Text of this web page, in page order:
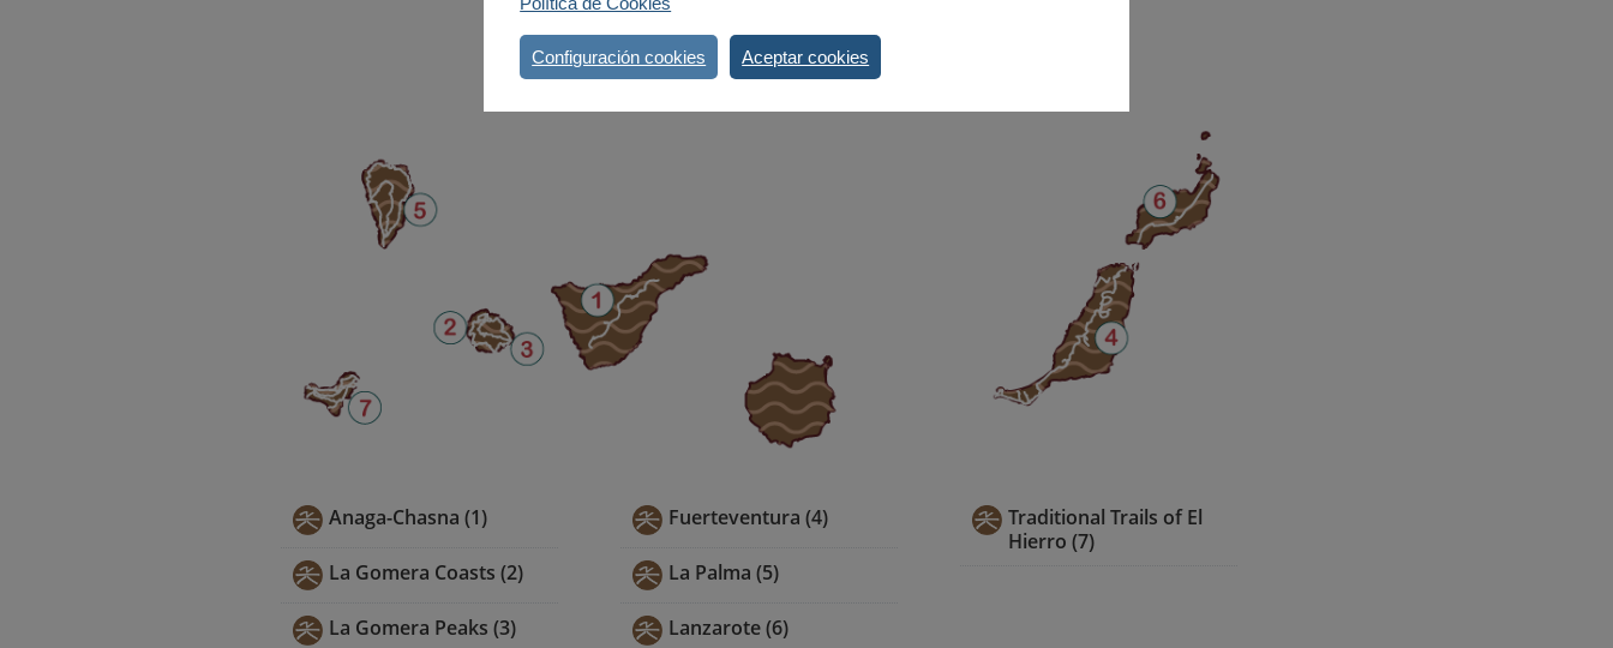
Configuración cookies Aceptar cookies
Anaga-Chasna (1)
La Gomera Coasts (2)
La Gomera Peaks (3)
Fuerteventura (4)
La Palma (5)
Lanzarote (6)
Traditional Trails of El
Hierro (7)